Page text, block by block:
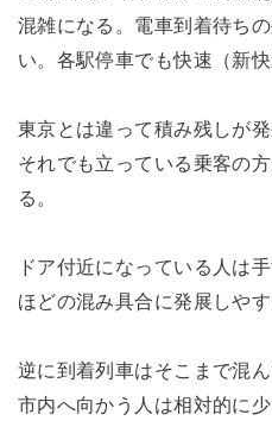
混雑になる。電車到着待ち
い。各駅停車でも快速（新
東京とは違って積み残しが
それでも立っている乗客の
る。
ドア付近になっている人は
ほどの混み具合に発展しや
逆に到着列車はそこまで混
市内へ向かう人は相対的に少